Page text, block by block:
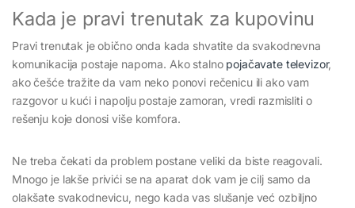
Kada je pravi trenutak za kupovinu
Pravi trenutak je obično onda kada shvatite da svakodnevna
komunikacija postaje naporna. Ako stalno pojačavate televizor,
ako češće tražite da vam neko ponovi rečenicu ili ako vam
razgovor u kući i napolju postaje zamoran, vredi razmisliti o
rešenju koje donosi više komfora.
Ne treba čekati da problem postane veliki da biste reagovali.
Mnogo je lakše privići se na aparat dok vam je cilj samo da
olakšate svakodnevicu, nego kada vas slušanje već ozbiljno